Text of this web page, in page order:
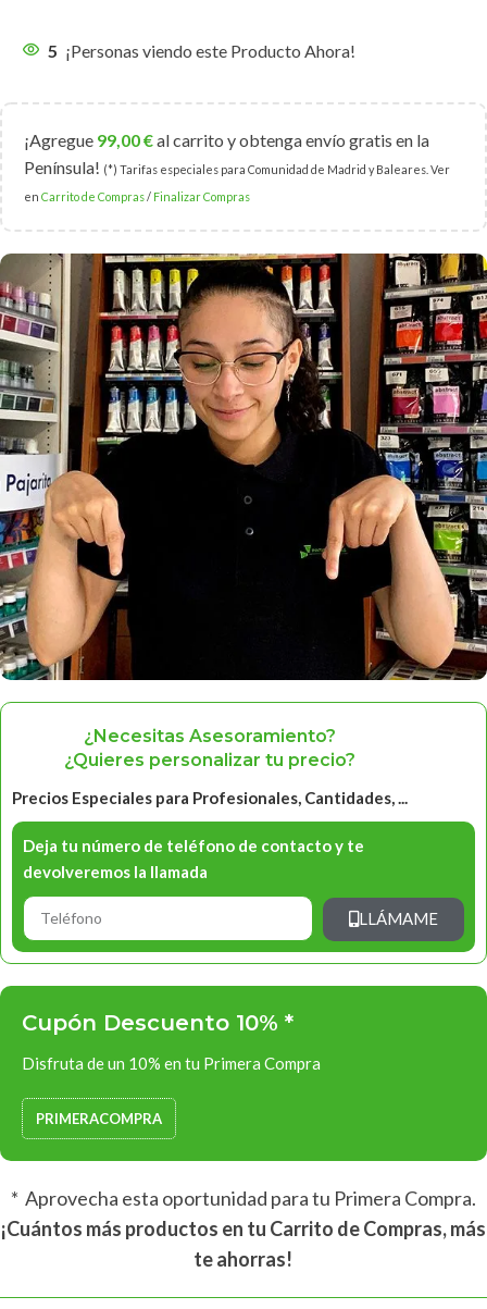
5 ¡Personas viendo este Producto Ahora!
¡Agregue 99,00€al carrito y obtenga envío gratis en la
Península! (*) Tarifas especiales para Comunidad de Madrid y Baleares. Ver
en Carrito de Compras/ Finalizar Compras
¿Necesitas Asesoramiento?
¿Quieres personalizar tu precio?
Precios Especiales para Profesionales, Cantidades, ...
Deja tu número de teléfono de contacto y te
devolveremos la llamada
LLÁMAME
Cupón Descuento 10% *
Disfruta de un 10% en tu Primera Compra
PRIMERACOMPRA
* Aprovecha esta oportunidad para tu Primera Compra.
¡Cuántos más productos en tu Carrito de Compras, más
te ahorras!